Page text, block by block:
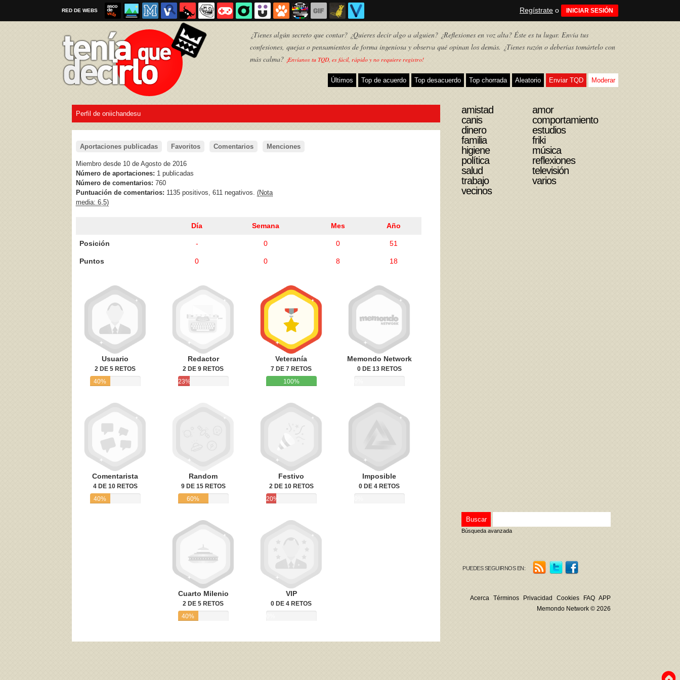
RED DE WEBS Regístrate o INICIAR SESIÓN
¿Tienes algún secreto que contar? ¿Quieres decir algo a alguien? ¿Reflexiones en voz alta? Éste es tu lugar. Envía tus
confesiones, quejas o pensamientos de forma ingeniosa y observa qué opinan los demás. ¿Tienes razón o deberías tomártelo con
más calma? ¡Envíanos tu TQD, es fácil, rápido y no requiere registro!
Últimos Top de acuerdo Top desacuerdo Top chorrada Aleatorio Enviar TQD Moderar
Acepto losTérminos de uso Política de privacidad Política de cookies
Perfil de oniichandesu
Aportaciones publicadas Favoritos Comentarios Menciones
Miembro desde 10 de Agosto de 2016
Número de aportaciones: 1 publicadas
Número de comentarios: 760
Puntuación de comentarios: 1135 positivos, 611 negativos. (Nota
media: 6,5)
Día Semana Mes Año
Posición - 0 0 51
Puntos 0 0 8 18
Usuario
2 DE 5 RETOS
40%
Redactor
2 DE 9 RETOS
23%
Veteranía
7 DE 7 RETOS
100%
Memondo Network
0 DE 13 RETOS
Comentarista
4 DE 10 RETOS
40%
Random
9 DE 15 RETOS
60%
Festivo
2 DE 10 RETOS
20%
Imposible
0 DE 4 RETOS
Cuarto Milenio
2 DE 5 RETOS
40%
VIP
0 DE 4 RETOS
amistad
amor
canis
comportamiento
dinero
estudios
familia
friki
higiene
música
política
reflexiones
salud
televisión
trabajo
varios
vecinos
Búsqueda avanzada
PUEDES SEGUIRNOS EN:
Acerca Términos Privacidad Cookies FAQ APP
Memondo Network © 2026